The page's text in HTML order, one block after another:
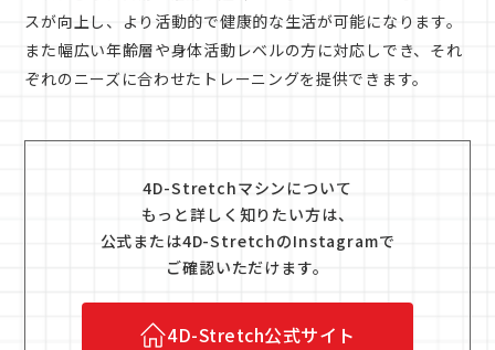
スが向上し、より活動的で健康的な生活が可能になります。
また幅広い年齢層や身体活動レベルの方に対応しでき、それ
ぞれのニーズに合わせたトレーニングを提供できます。
4D-Stretchマシンについて
もっと詳しく知りたい方は、
公式または4D-StretchのInstagramで
ご確認いただけます。
4D-Stretch公式サイト